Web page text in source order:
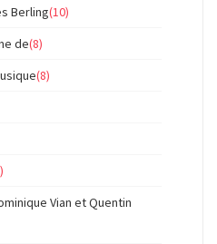
Berling(10)
de(8)
(8)
Vian et Quentin